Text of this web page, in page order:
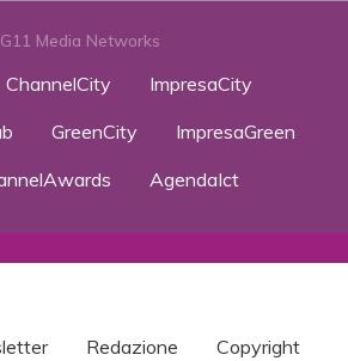
G11 Media Networks
ChannelCity
ImpresaCity
GreenCity
ImpresaGreen
AgendaIct
Redazione Copyright